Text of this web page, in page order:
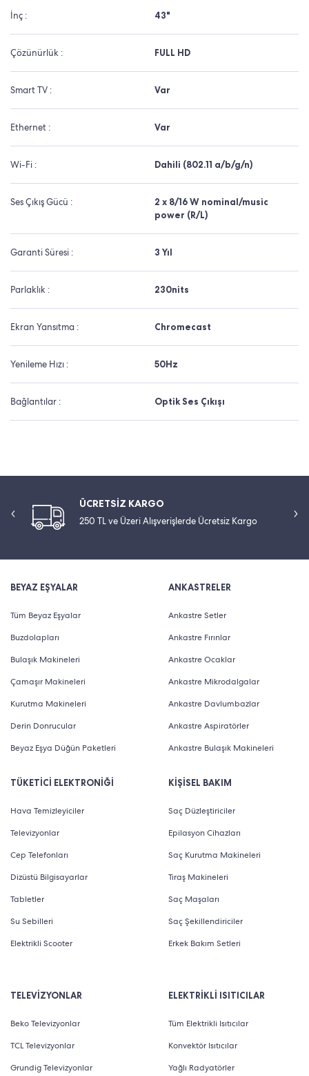
İnç : 43"
Çözünürlük : FULL HD
Smart TV : Var
Ethernet : Var
Wi-Fi : Dahili (802.11 a/b/g/n)
Ses Çıkış Gücü :
2 x 8/16 W nominal/music
power (R/L)
Garanti Süresi : 3 Yıl
Parlaklık : 230nits
Ekran Yansıtma : Chromecast
Yenileme Hızı : 50Hz
Bağlantılar : Optik Ses Çıkışı
ÜCRETSİZ KARGO
250 TL ve Üzeri Alışverişlerde Ücretsiz Kargo
BEYAZ EŞYALAR
Tüm Beyaz Eşyalar
Buzdolapları
Bulaşık Makineleri
Çamaşır Makineleri
Kurutma Makineleri
Derin Donrucular
Beyaz Eşya Düğün Paketleri
TÜKETİCİ ELEKTRONİĞİ
Hava Temizleyiciler
Televizyonlar
Cep Telefonları
Dizüstü Bilgisayarlar
Tabletler
Su Sebilleri
Elektrikli Scooter
ANKASTRELER
Ankastre Setler
Ankastre Fırınlar
Ankastre Ocaklar
Ankastre Mikrodalgalar
Ankastre Davlumbazlar
Ankastre Aspiratörler
Ankastre Bulaşık Makineleri
KİŞİSEL BAKIM
Saç Düzleştiriciler
Epilasyon Cihazları
Saç Kurutma Makineleri
Tıraş Makineleri
Saç Maşaları
Saç Şekillendiriciler
Erkek Bakım Setleri
TELEVİZYONLAR
Beko Televizyonlar
TCL Televizyonlar
Grundig Televizyonlar
ELEKTRİKLİ ISITICILAR
Tüm Elektrikli Isıtıcılar
Konvektör Isıtıcılar
Yağlı Radyatörler